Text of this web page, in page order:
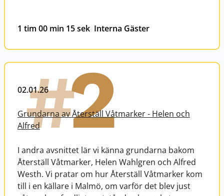
1 tim 00 min 15 sek Interna Gäster
02.01.26
Grundarna av Återställ Våtmarker - Helen och
Alfred
I andra avsnittet lär vi känna grundarna bakom
Återställ Våtmarker, Helen Wahlgren och Alfred
Westh. Vi pratar om hur Återställ Våtmarker kom
till i en källare i Malmö, om varför det blev just
#2